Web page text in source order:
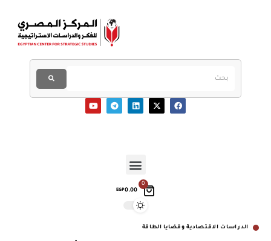
0
EGP0.00
الدراسات الاقتصادية وقضايا الطاقة